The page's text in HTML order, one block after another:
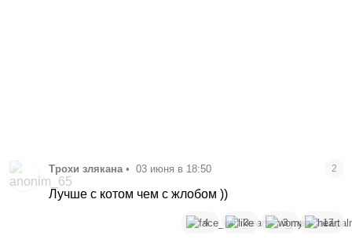
Трохи злякана • 03 июня в 18:50 2
Лучше с котом чем с жлобом ))
4 3 3 17